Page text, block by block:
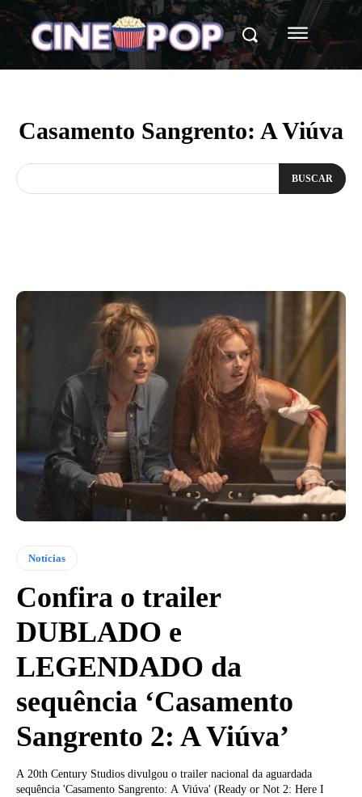
Casamento Sangrento: A Viúva
BUSCAR
Notícias
Confira o trailer
DUBLADO e
LEGENDADO da
sequência ‘Casamento
Sangrento 2: A Viúva’
A 20th Century Studios divulgou o trailer nacional da aguardada
sequência 'Casamento Sangrento: A Viúva' (Ready or Not 2: Here I